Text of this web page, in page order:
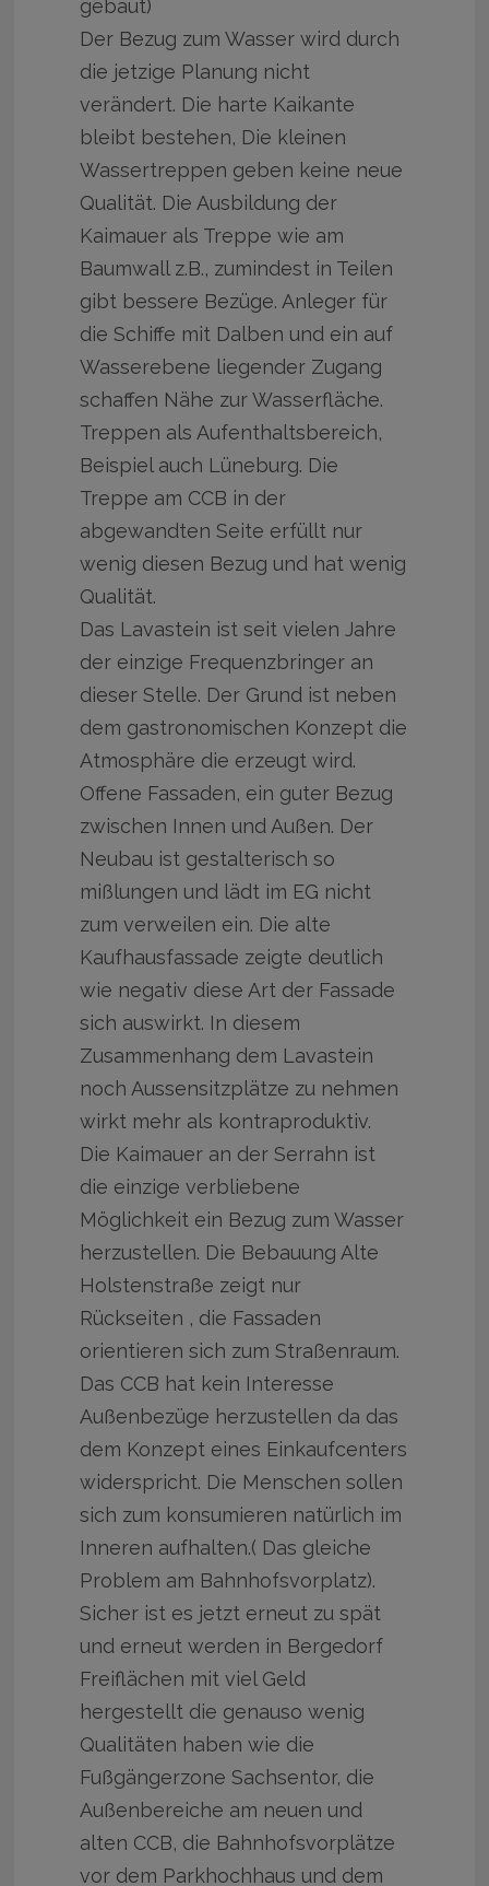
gebaut)
Der Bezug zum Wasser wird durch
die jetzige Planung nicht
verändert. Die harte Kaikante
bleibt bestehen, Die kleinen
Wassertreppen geben keine neue
Qualität. Die Ausbildung der
Kaimauer als Treppe wie am
Baumwall z.B., zumindest in Teilen
gibt bessere Bezüge. Anleger für
die Schiffe mit Dalben und ein auf
Wasserebene liegender Zugang
schaffen Nähe zur Wasserfläche.
Treppen als Aufenthaltsbereich,
Beispiel auch Lüneburg. Die
Treppe am CCB in der
abgewandten Seite erfüllt nur
wenig diesen Bezug und hat wenig
Qualität.
Das Lavastein ist seit vielen Jahre
der einzige Frequenzbringer an
dieser Stelle. Der Grund ist neben
dem gastronomischen Konzept die
Atmosphäre die erzeugt wird.
Offene Fassaden, ein guter Bezug
zwischen Innen und Außen. Der
Neubau ist gestalterisch so
mißlungen und lädt im EG nicht
zum verweilen ein. Die alte
Kaufhausfassade zeigte deutlich
wie negativ diese Art der Fassade
sich auswirkt. In diesem
Zusammenhang dem Lavastein
noch Aussensitzplätze zu nehmen
wirkt mehr als kontraproduktiv.
Die Kaimauer an der Serrahn ist
die einzige verbliebene
Möglichkeit ein Bezug zum Wasser
herzustellen. Die Bebauung Alte
Holstenstraße zeigt nur
Rückseiten , die Fassaden
orientieren sich zum Straßenraum.
Das CCB hat kein Interesse
Außenbezüge herzustellen da das
dem Konzept eines Einkaufcenters
widerspricht. Die Menschen sollen
sich zum konsumieren natürlich im
Inneren aufhalten.( Das gleiche
Problem am Bahnhofsvorplatz).
Sicher ist es jetzt erneut zu spät
und erneut werden in Bergedorf
Freiflächen mit viel Geld
hergestellt die genauso wenig
Qualitäten haben wie die
Fußgängerzone Sachsentor, die
Außenbereiche am neuen und
alten CCB, die Bahnhofsvorplätze
vor dem Parkhochhaus und dem